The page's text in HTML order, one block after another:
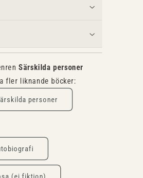
Särskilda personer
fler liknande böcker:
personer